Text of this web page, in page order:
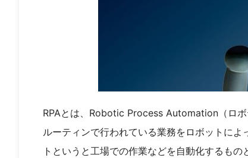
RPAとは、Robotic Process Automation（ロ
ルーティンで行われている業務をロボットに
トというと工場での作業などを自動化するも